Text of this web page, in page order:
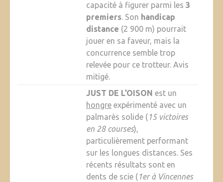
capacité à figurer parmi les 3
premiers. Son handicap
distance (2 900 m) pourrait
jouer en sa faveur, mais la
concurrence semble trop
relevée pour ce trotteur. Avis
mitigé.
JUST DE L’OISON est un
hongreexpérimenté avec un
palmarès solide (15 victoires
en 28 courses),
particulièrement performant
sur les longues distances. Ses
récents résultats sont en
dents de scie (1er à Vincennes